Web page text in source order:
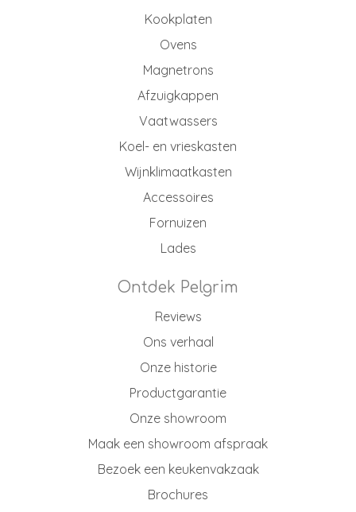
Kookplaten
Ovens
Magnetrons
Afzuigkappen
Vaatwassers
Koel- en vrieskasten
Wijnklimaatkasten
Accessoires
Fornuizen
Lades
Ontdek Pelgrim
Reviews
Ons verhaal
Onze historie
Productgarantie
Onze showroom
Maak een showroom afspraak
Bezoek een keukenvakzaak
Brochures